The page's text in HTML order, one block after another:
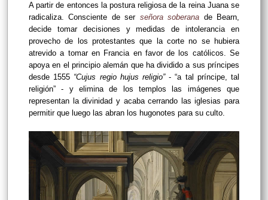
A partir de entonces la postura religiosa de la reina Juana se
radicaliza. Consciente de ser señora soberana de Bearn,
decide tomar decisiones y medidas de intolerancia en
provecho de los protestantes que la corte no se hubiera
atrevido a tomar en Francia en favor de los católicos. Se
apoya en el principio alemán que ha dividido a sus príncipes
desde 1555 “Cujus regio hujus religio”- “a tal príncipe, tal
religión” - y elimina de los templos las imágenes que
representan la divinidad y acaba cerrando las iglesias para
permitir que luego las abran los hugonotes para su culto.